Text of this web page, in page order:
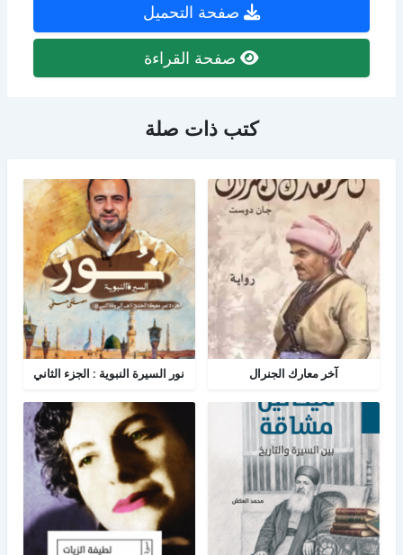
صفحة التحميل
صفحة القراءة
كتب ذات صلة
آخر معارك الجنرال نور السيرة النبوية : الجزء الثاني